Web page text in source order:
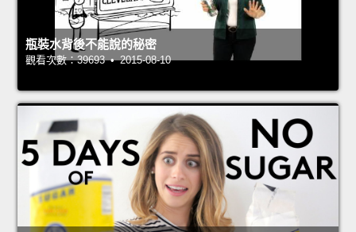
瓶裝水背後不能說的秘密
觀看次數：39693 • 2015-08-10